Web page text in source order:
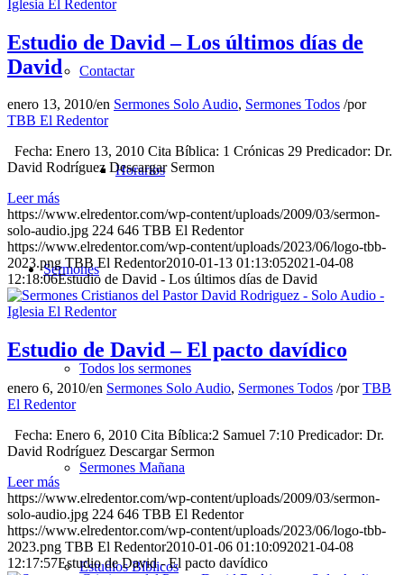
Contactar
Horarios
Sermones
Todos los sermones
Sermones Mañana
Estudios Bíblicos
Estudio de David – Los últimos días de
David
enero 13, 2010/en Sermones Solo Audio, Sermones Todos /por
TBB El Redentor
Fecha: Enero 13, 2010 Cita Bíblica: 1 Crónicas 29 Predicador: Dr.
David Rodríguez Descargar Sermon
Leer más
https://www.elredentor.com/wp-content/uploads/2009/03/sermon-
solo-audio.jpg 224 646 TBB El Redentor
https://www.elredentor.com/wp-content/uploads/2023/06/logo-tbb-
2023.png TBB El Redentor2010-01-13 01:13:052021-04-08
12:18:06Estudio de David - Los últimos días de David
Estudio de David – El pacto davídico
enero 6, 2010/en Sermones Solo Audio, Sermones Todos /porTBB
El Redentor
Fecha: Enero 6, 2010 Cita Bíblica:2 Samuel 7:10 Predicador: Dr.
David Rodríguez Descargar Sermon
Leer más
https://www.elredentor.com/wp-content/uploads/2009/03/sermon-
solo-audio.jpg 224 646 TBB El Redentor
https://www.elredentor.com/wp-content/uploads/2023/06/logo-tbb-
2023.png TBB El Redentor2010-01-06 01:10:092021-04-08
12:17:57Estudio de David - El pacto davídico